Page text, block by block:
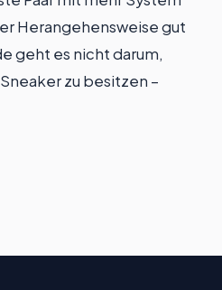
Herangehensweise gut
geht es nicht darum,
zu besitzen –